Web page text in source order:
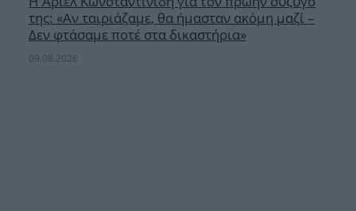
της: «Αν ταιριάζαμε, θα ήμασταν ακόμη μαζί –
Δεν φτάσαμε ποτέ στα δικαστήρια»
09.08.2026